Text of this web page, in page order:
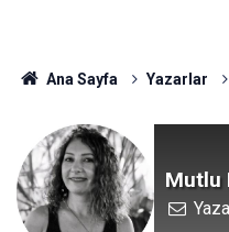
Ana Sayfa Yazarlar
Mutlu